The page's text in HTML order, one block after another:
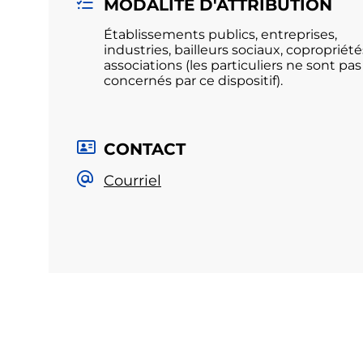
MODALITÉ D'ATTRIBUTION
Établissements publics, entreprises,
industries, bailleurs sociaux,
associations (les particuliers ne sont pas
concernés par ce dispositif).
CONTACT
Courriel